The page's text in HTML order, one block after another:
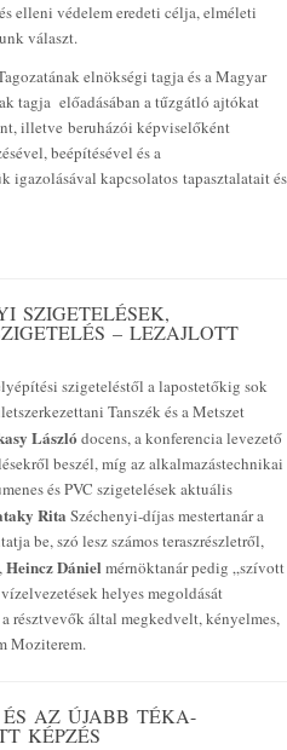
elleni védelem eredeti célja, elméleti
választ.
elnökségi tagja és a Magyar
tagja előadásában a tűzgátló ajtókat
illetve beruházói képviselőként
beépítésével és a
igazolásával kapcsolatos tapasztalatait és
SZIGETELÉSEK,
– LEZAJLOTT
szigeteléstől a lapostetőkig sok
Tanszék és a Metszet
László docens, a konferencia levezető
beszél, míg az alkalmazástechnikai
és PVC szigetelések aktuális
Rita Széchenyi-díjas mestertanár a
be, szó lesz számos teraszrészletről,
Heincz Dániel mérnöktanár pedig „szívott
helyes megoldását
résztvevők által megkedvelt, kényelmes,
Moziterem.
AZ ÚJABB TÉKA-
KÉPZÉS